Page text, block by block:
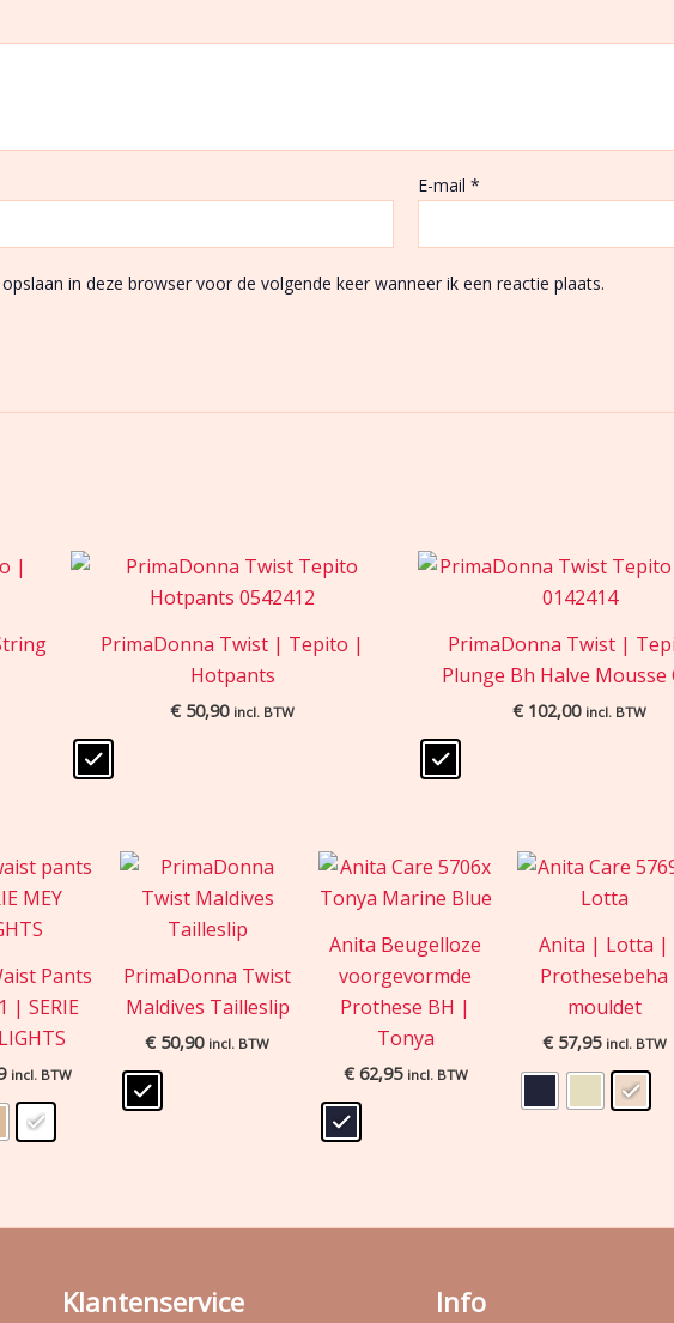
E-mail*
in deze browser voor de volgende keer wanneer ik een reactie plaats.
PrimaDonna Twist | Tepito |
Hotpants
€ 50,90 incl. BTW
PrimaDonna Twist |
Plunge Bh Halve Mousse
€ 102,00 incl. BTW
Pants
| SERIE
incl. BTW
PrimaDonna Twist
Maldives Tailleslip
€ 50,90 incl. BTW
Anita Beugelloze
voorgevormde
Prothese BH |
Tonya
€62,95 incl. BTW
Anita | Lotta |
Prothesebeha
mouldet
€57,95 incl. BTW
Klantenservice Info